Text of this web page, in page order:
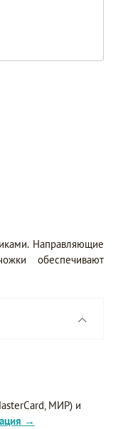
Направляющие
обеспечивают
МИР) и
→